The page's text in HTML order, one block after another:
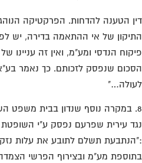
הטענה להדחות. הפרקטיקה
של אי ההתאמה בדירה, יש
הנדסי ומע"מ, ואין זה עניינו
במקרה נוסף שנדון בבית משפט
מע"מ ובצירוף הפרשי הצמדה